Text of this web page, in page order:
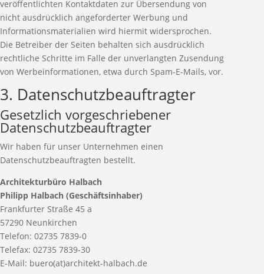
veröffentlichten Kontaktdaten zur Übersendung von
nicht ausdrücklich angeforderter Werbung und
Informationsmaterialien wird hiermit widersprochen.
Die Betreiber der Seiten behalten sich ausdrücklich
rechtliche Schritte im Falle der unverlangten Zusendung
von Werbeinformationen, etwa durch Spam-E-Mails, vor.
3. Datenschutzbeauftragter
Gesetzlich vorgeschriebener
Datenschutzbeauftragter
Wir haben für unser Unternehmen einen
Datenschutzbeauftragten bestellt.
Architekturbüro Halbach
Philipp Halbach (Geschäftsinhaber)
Frankfurter Straße 45 a
57290 Neunkirchen
Telefon: 02735 7839-0
Telefax: 02735 7839-30
E-Mail: buero(at)architekt-halbach.de